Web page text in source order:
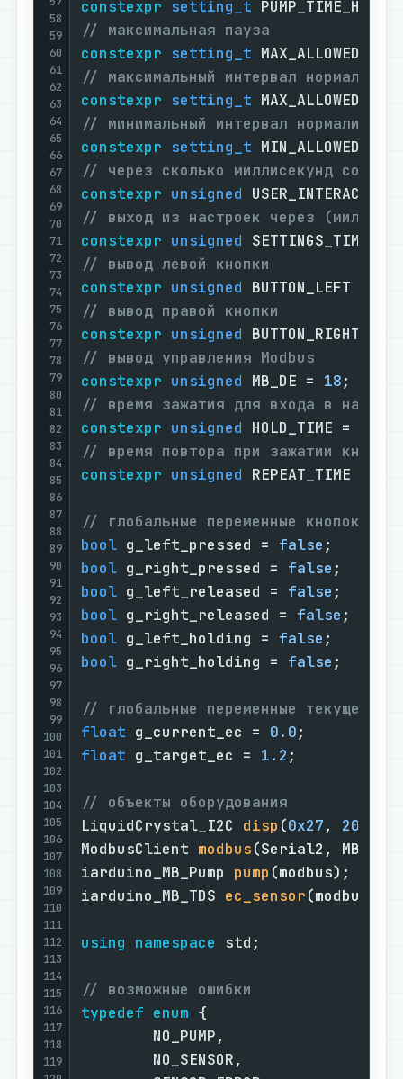
58
59
60
61
62
63
64
65
66
67
68
69
70
71
72
73
74
75
76
77
78
79
80
81
82
83
84
85
86
87
88
89
90
91
92
93
94
95
96
97
98
99
100
101
102
103
104
105
106
107
108
109
110
111
112
113
114
115
116
117
118
119
constexpr setting_t
// максимальная пауза
constexpr setting_t
// максимальный интервал
constexpr setting_t
// минимальный интервал
constexpr setting_t
// через сколько миллисекунд
constexpr unsigned
// выход из настроек через
constexpr unsigned
// вывод левой кнопки
constexpr unsigned BUTTON_LEFT =
// вывод правой кнопки
constexpr unsigned BUTTON_RIGHT =
// вывод управления Modbus
constexpr unsigned MB_DE = 18
// время зажатия для входа в
constexpr unsigned HOLD_TIME =
// время повтора при зажатии кнопки
constexpr unsigned REPEAT_TIME =
// глобальные переменные кнопок
bool g_left_pressed = false
bool g_right_pressed = false
bool g_left_released = false
bool g_right_released = false
bool g_left_holding = false
bool g_right_holding = false ;
// глобальные переменные текущего и
float g_current_ec = 0.0
float g_target_ec = 1.2 ;
// объекты оборудования
LiquidCrystal_I2C disp (0x27, 20
ModbusClient modbus(Serial2, MB_DE)
iarduino_MB_Pump pump (modbus)
iarduino_MB_TDS ec_sensor(modbus)
using namespace std;
// возможные ошибки
typedef enum {
        NO_PUMP,
        NO_SENSOR,